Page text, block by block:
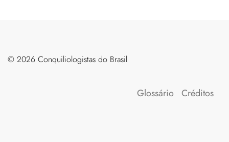
©️ 2026 Conquiliologistas do Brasil
Glossário Créditos